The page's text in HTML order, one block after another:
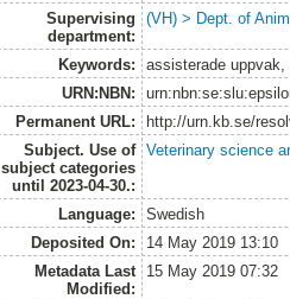
Supervising
department:
(VH) > Dept. of
Keywords:
assisterade
URN:NBN:
Permanent URL:
http://urn.kb.se/
Subject. Use of
subject categories
until 2023-04-30.:
Veterinary science
Language:
Swedish
Deposited On:
14 May 2019 13:10
Metadata Last
Modified:
15 May 2019 07:32